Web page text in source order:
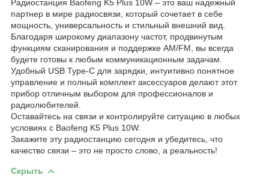
Радиостанция Baofeng K5 Plus 10W – это ваш надежный
партнер в мире радиосвязи, который сочетает в себе
мощность, универсальность и стильный внешний вид.
Благодаря широкому диапазону частот, продвинутым
функциям сканирования и поддержке AM/FM, вы всегда
будете готовы к любым коммуникационным задачам.
Удобный USB Type-C для зарядки, интуитивно понятное
управление и полный комплект аксессуаров делают этот
прибор отличным выбором для профессионалов и
радиолюбителей.
Оставайтесь на связи и контролируйте ситуацию в любых
условиях с Baofeng K5 Plus 10W.
Закажите эту радиостанцию сегодня и убедитесь, что
качество связи – это не просто слово, а реальность!
Скрыть